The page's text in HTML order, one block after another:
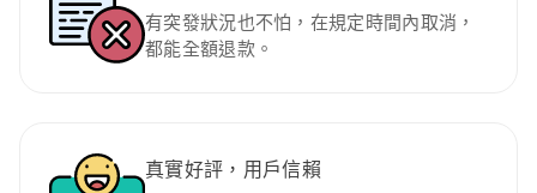
有突發狀況也不怕，在規定時間內取消，
都能全額退款。
真實好評，用戶信賴